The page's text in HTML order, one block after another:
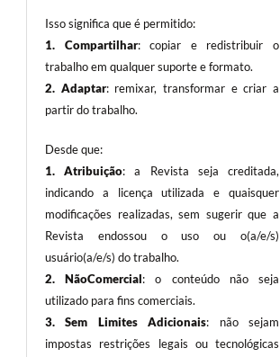
Isso significa que é permitido:
1. Compartilhar: copiar e redistribuir o
trabalho em qualquer suporte e formato.
2. Adaptar: remixar, transformar e criar a
partir do trabalho.
Desde que:
1. Atribuição: a Revista seja creditada,
indicando a licença utilizada e quaisquer
modificações realizadas, sem sugerir que a
Revista endossou o uso ou o(a/e/s)
usuário(a/e/s) do trabalho.
2. NãoComercial: o conteúdo não seja
utilizado para fins comerciais.
3.Sem Limites Adicionais: não sejam
impostas restrições legais ou tecnológicas